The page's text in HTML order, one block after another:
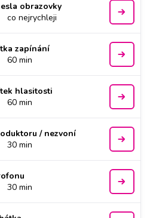
obrazovky
co nejrychleji
zapínání
60 min
hlasitosti
60 min
/ nezvoní
30 min
30 min